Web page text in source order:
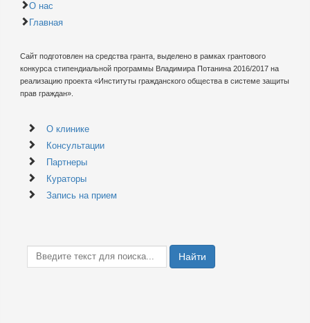
О нас
Главная
Сайт подготовлен на средства гранта, выделено в рамках грантового
конкурса стипендиальной программы Владимира Потанина 2016/2017 на
реализацию проекта «Институты гражданского общества в системе защиты
прав граждан».
О клинике
Консультации
Партнеры
Кураторы
Запись на прием
Найти